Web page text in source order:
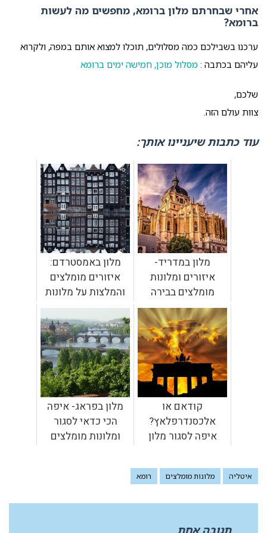
אחרי שבחרתם מלון ברומא, מחפשים מה לעשות
ברומא?
ערכנו בשבילכם כמה מסלולים, תוכלו למצוא אותם במפה, ולקרוא
עליהם בכתבה : מסלול מוכן, חמישה ימים ברומא
שלכם,
צוות עולם הזה.
עוד כתבות שיעניינו אותך:
מלון במדריד-
איזורים ומלונות
מומלצים בבירה
הספרדית
מלון באמסטרדם:
איזורים מומלצים
והמלצות על מלונות
מצוינים
קודאם או
אלכסנדרפלאץ?
איפה לסגור מלון
מומלצים
מלון בפראג- איפה
הכי כדאי לסגור
ומלונות מומלצים
איטליה מלונות מומלצים רומא
תגובה אחת